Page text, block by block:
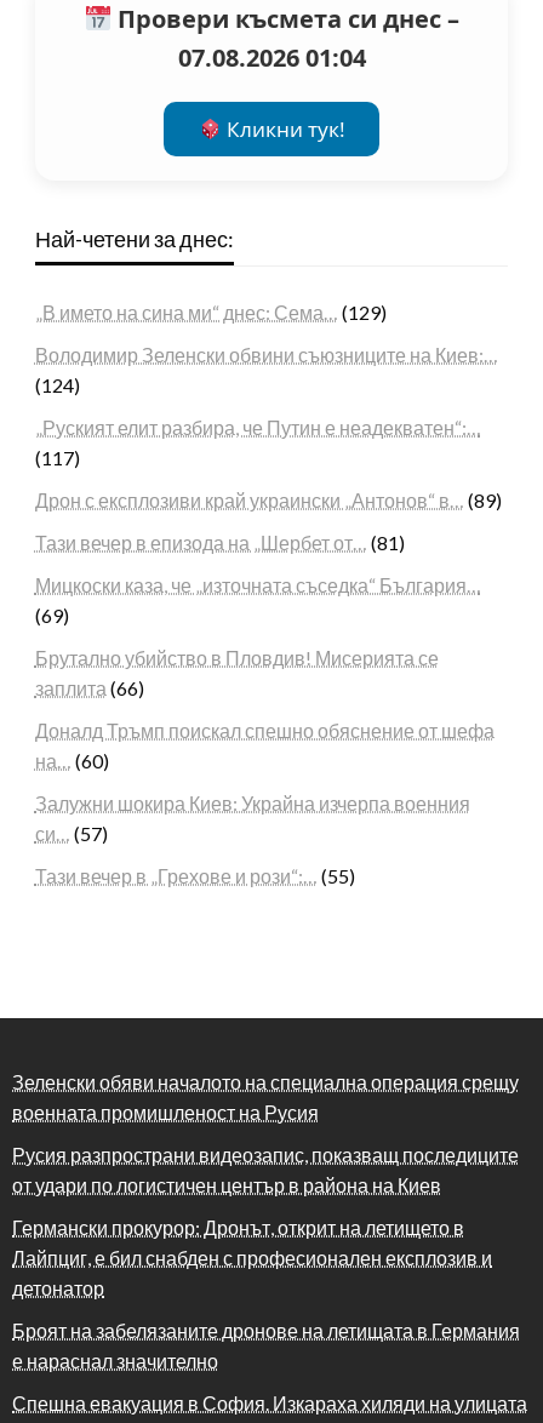
Провери късмета си днес –
07.08.2026 01:04
Кликни тук!
Най-четени за днес:
„В името на сина ми“ днес: Сема… (129)
Володимир Зеленски обвини съюзниците на Киев:…
(124)
„Руският елит разбира, че Путин е неадекватен“:…
(117)
Дрон с експлозиви край украински „Антонов“ в… (89)
Тази вечер в епизода на „Шербет от… (81)
Мицкоски каза, че „източната съседка“ България…
(69)
Брутално убийство в Пловдив! Мисерията се
заплита (66)
Доналд Тръмп поискал спешно обяснение от шефа
на… (60)
Залужни шокира Киев: Украйна изчерпа военния
си… (57)
Тази вечер в „Грехове и рози“:… (55)
Зеленски обяви началото на специална операция срещу
военната промишленост на Русия
Русия разпространи видеозапис, показващ последиците
от удари по логистичен център в района на Киев
Германски прокурор: Дронът, открит на летището в
Лайпциг, е бил снабден с професионален експлозив и
детонатор
Броят на забелязаните дронове на летищата в Германия
е нараснал значително
Спешна евакуация в София. Изкараха хиляди на улицата